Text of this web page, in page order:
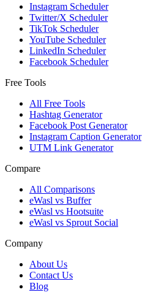
Instagram Scheduler
Twitter/X Scheduler
TikTok Scheduler
YouTube Scheduler
LinkedIn Scheduler
Facebook Scheduler
Free Tools
All Free Tools
Hashtag Generator
Facebook Post Generator
Instagram Caption Generator
UTM Link Generator
Compare
All Comparisons
eWasl vs Buffer
eWasl vs Hootsuite
eWasl vs Sprout Social
Company
About Us
Contact Us
Blog